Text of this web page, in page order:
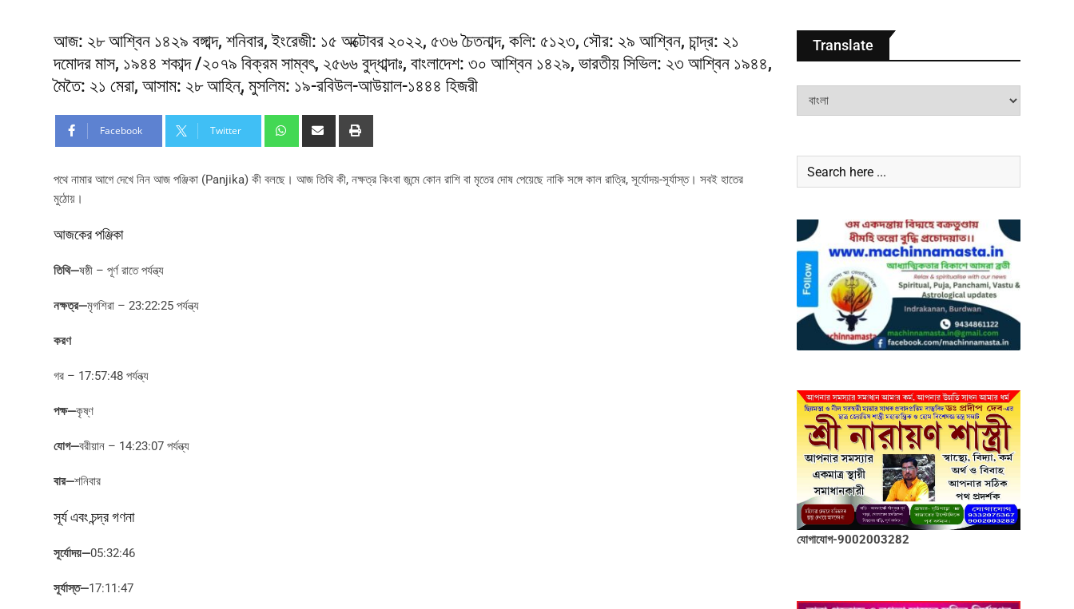
আজ: ২৮ আশ্বিন ১৪২৯ বঙ্গাব্দ, শনিবার, ইংরেজী: ১৫ অক্টোবর ২০২২, ৫৩৬ চৈতনাব্দ, কলি: ৫১২৩, সৌর: ২৯ আশ্বিন, চান্দ্র: ২১
দমোদর মাস, ১৯৪৪ শকাব্দ /২০৭৯ বিক্রম সাম্বৎ, ২৫৬৬ বুদ্ধাব্দাঃ, বাংলাদেশ: ৩০ আশ্বিন ১৪২৯, ভারতীয় সিভিল: ২৩ আশ্বিন ১৯৪৪,
মৈতৈ: ২১ মেরা, আসাম: ২৮ আহিন্, মুসলিম: ১৯-রবিউল-আউয়াল-১৪৪৪ হিজরী
Facebook Twitter
পথে নামার আগে দেখে নিন আজ পঞ্জিকা (Panjika) কী বলছে। আজ তিথি কী, নক্ষত্র কিংবা জন্মে কোন রাশি বা মৃতের দোষ পেয়েছে নাকি সঙ্গে কাল রাত্রি, সূর্যোদয়-সূর্যাস্ত। সবই হাতের
মুঠোয়।
আজকের পঞ্জিকা
তিথি—ষষ্ঠী – পূর্ণ রাতে পর্যন্ত্য
নক্ষত্র—মৃগশিরা – 23:22:25 পর্যন্ত্য
করণ
গর – 17:57:48 পর্যন্ত্য
পক্ষ—কৃষ্ণ
যোগ—বরীয়ান – 14:23:07 পর্যন্ত্য
বার—শনিবার
সূর্য এবং চন্দ্র গণনা
সূর্যোদয়—05:32:46
সূর্যাস্ত—17:11:47
Translate
যোগাযোগ-9002003282